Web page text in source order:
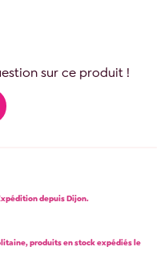
sur ce produit !
depuis Dijon.
produits en stock expédiés le